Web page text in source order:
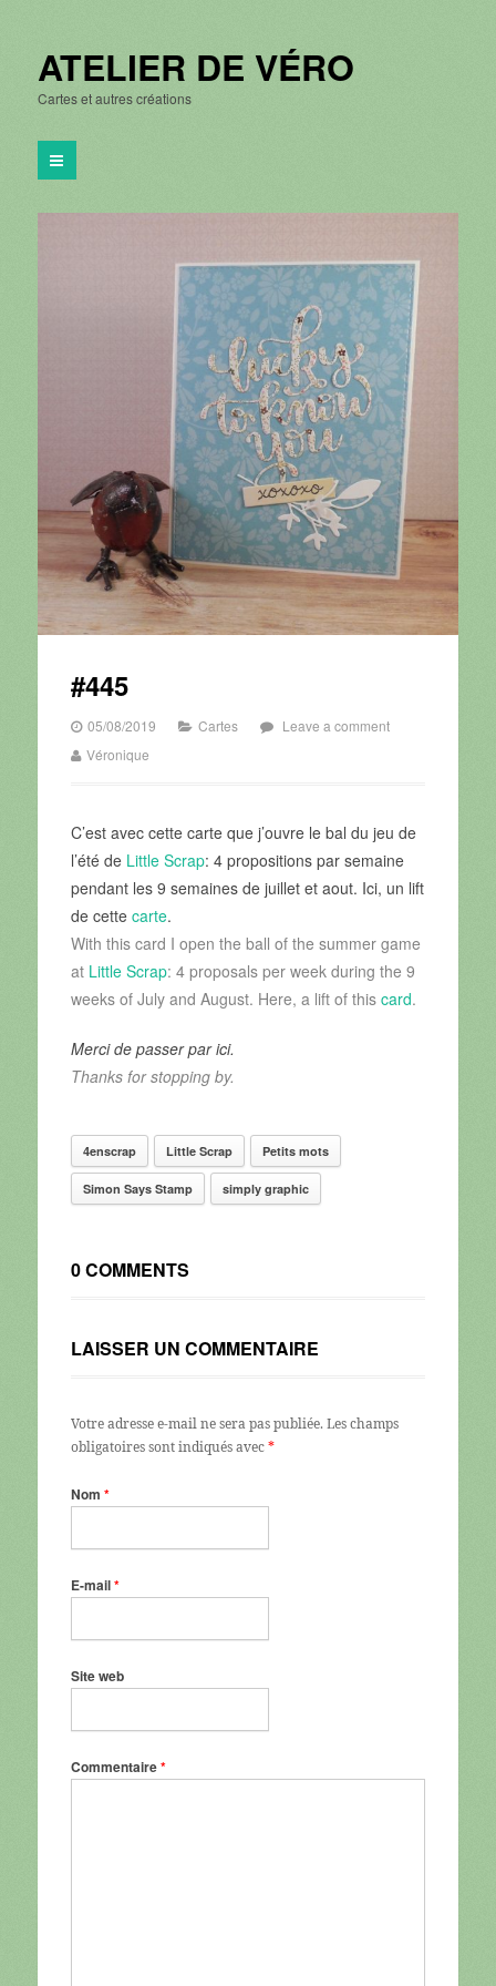
ATELIER DE VÉRO
Cartes et autres créations
#445
05/08/2019 Cartes
Leave a comment
Véronique
C’est avec cette carte que j’ouvre le bal du jeu de
l’été de Little Scrap: 4 propositions par semaine
pendant les 9 semaines de juillet et aout. Ici, un lift
de cette carte.
With this card I open the ball of the summer game
at Little Scrap: 4 proposals per week during the 9
weeks of July and August. Here, a lift of this card.
Merci de passer par ici.
Thanks for stopping by.
4enscrap Little Scrap Petits mots
Simon Says Stamp simply graphic
0 COMMENTS
LAISSER UN COMMENTAIRE
Votre adresse e-mail ne sera pas publiée. Les champs
obligatoires sont indiqués avec*
Nom *
E-mail*
Site web
Commentaire*